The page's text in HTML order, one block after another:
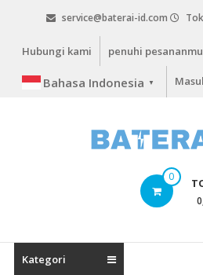
service@baterai-id.com
Hubungi kami penuhi pesananmu
Bahasa Indonesia ▼
id.com
0
Kategori